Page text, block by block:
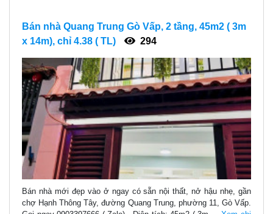
Bán nhà Quang Trung Gò Vấp, 2 tầng, 45m2 ( 3m
x 14m), chỉ 4.38 ( TL)
294
Bán nhà mới đẹp vào ở ngay có sẵn nội thất, nở hậu nhẹ, gần
chợ Hạnh Thông Tây, đường Quang Trung, phường 11, Gò Vấp.